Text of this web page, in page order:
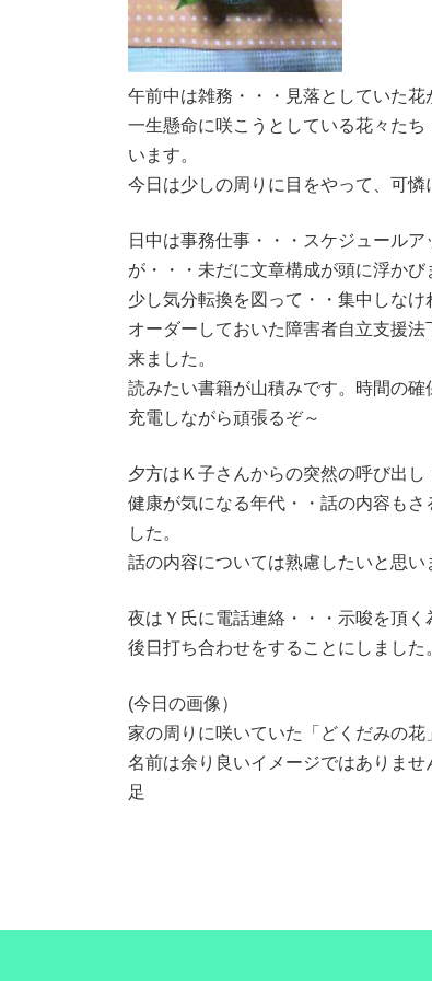
午前中は雑務・・・見落としていた花
一生懸命に咲こうとしている花々た
います。
今日は少しの周りに目をやって、可
日中は事務仕事・・・スケジュール
が・・・未だに文章構成が頭に浮かび
少し気分転換を図って・・集中しなけ
オーダーしておいた障害者自立支援
来ました。
読みたい書籍が山積みです。時間の確
充電しながら頑張るぞ～
夕方はＫ子さんからの突然の呼び出し
健康が気になる年代・・話の内容も
した。
話の内容については熟慮したいと思い
夜はＹ氏に電話連絡・・・示唆を頂く
後日打ち合わせをすることにしました
(今日の画像）
家の周りに咲いていた「どくだみの花
名前は余り良いイメージではありま
足